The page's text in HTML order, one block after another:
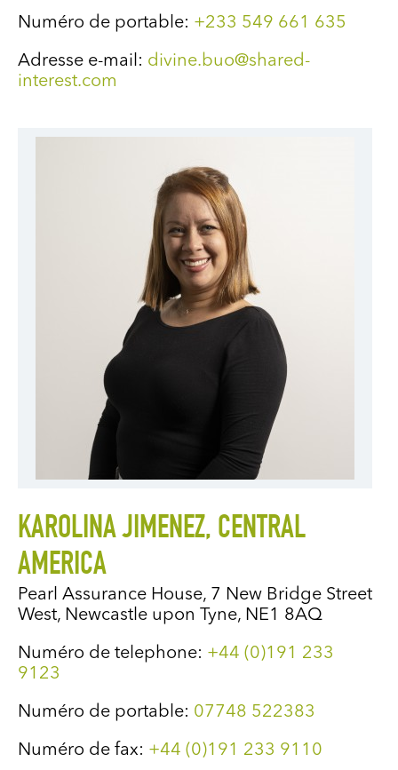
Numéro de portable: +233 549 661 635
Adresse e-mail: divine.buo@shared-
interest.com
KAROLINA JIMENEZ, CENTRAL
AMERICA
Pearl Assurance House, 7 New Bridge Street
West, Newcastle upon Tyne, NE1 8AQ
Numéro de telephone: +44 (0)191 233
9123
Numéro de portable: 07748 522383
Numéro de fax: +44 (0)191 233 9110